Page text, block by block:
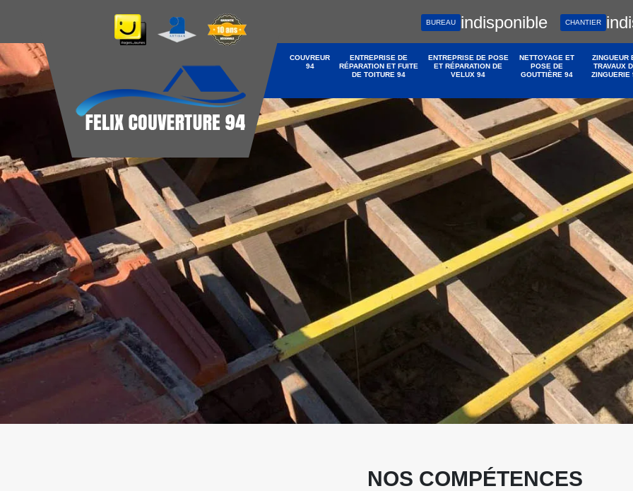
BUREAU indisponible CHANTIER
COUVREUR
94
ENTREPRISE DE
RÉPARATION ET FUITE
DE TOITURE 94
ENTREPRISE DE POSE
ET RÉPARATION DE
VELUX 94
NETTOYAGE ET
POSE DE
GOUTTIÈRE 94
ZINGUEUR
TRAVAUX
ZINGUERIE
NOS COMPÉTENCES